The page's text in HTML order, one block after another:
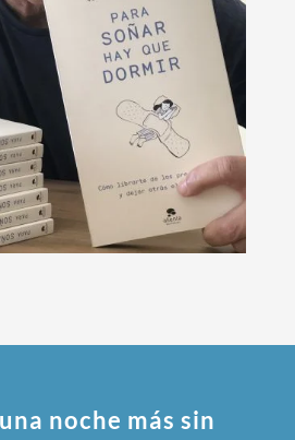
noche más sin